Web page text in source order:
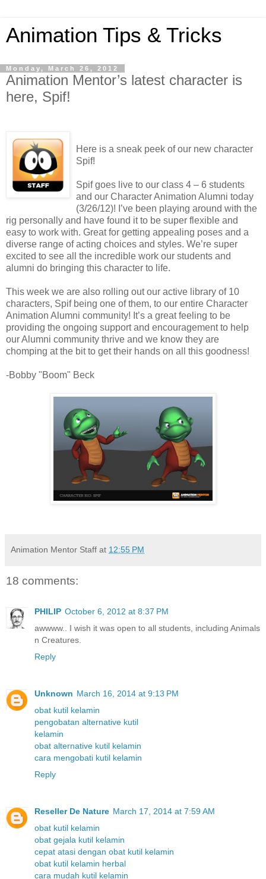
Animation Tips & Tricks
Monday, March 26, 2012
Animation Mentor’s latest character is
here, Spif!
Here is a sneak peek of our new character
Spif!
Spif goes live to our class 4 – 6 students
and our Character Animation Alumni today
(3/26/12)! I’ve been playing around with the
rig personally and have found it to be super flexible and
easy to work with. Great for getting appealing poses and a
diverse range of acting choices and styles. We’re super
excited to see all the incredible work our students and
alumni do bringing this character to life.
This week we are also rolling out our active library of 10
characters, Spif being one of them, to our entire Character
Animation Alumni community! It’s a great feeling to be
providing the ongoing support and encouragement to help
our Alumni community thrive and we know they are
chomping at the bit to get their hands on all this goodness!
-Bobby "Boom" Beck
Animation Mentor Staff at 12:55 PM
18 comments:
PHILIP October 6, 2012 at 8:37 PM
awwww.. I wish it was open to all students, including Animals
n Creatures.
Reply
Unknown March 16, 2014 at 9:13 PM
obat kutil kelamin
pengobatan alternative kutil
kelamin
obat alternative kutil kelamin
cara mengobati kutil kelamin
Reply
Reseller De Nature March 17, 2014 at 7:59 AM
obat kutil kelamin
obat gejala kutil kelamin
cepat atasi dengan obat kutil kelamin
obat kutil kelamin herbal
cara mudah kutil kelamin